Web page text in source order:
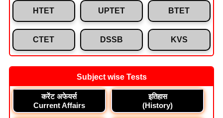
HTET UPTET BTET
CTET DSSB KVS
Subject wise Tests
करेंट अफेयर्स
Current Affairs
इतिहास
(History)